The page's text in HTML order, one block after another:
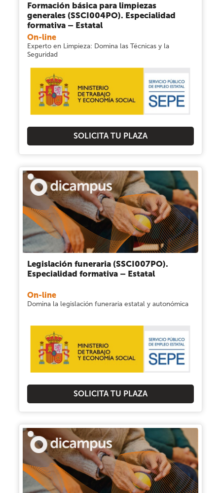
Formación básica para limpiezas
generales (SSCI004PO). Especialidad
formativa – Estatal
On-line
Experto en Limpieza: Domina las Técnicas y la
Seguridad
SOLICITA TU PLAZA
Legislación funeraria (SSCI007PO).
Especialidad formativa – Estatal
On-line
Domina la legislación funeraria estatal y autonómica
SOLICITA TU PLAZA